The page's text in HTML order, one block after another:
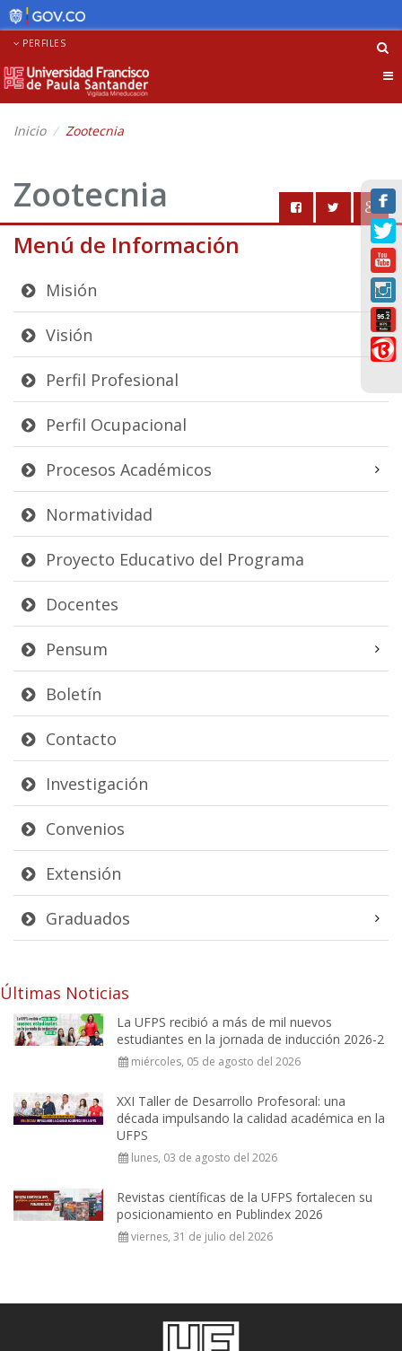
PERFILES
Inicio Zootecnia
Zootecnia
Menú de Información
Misión
Visión
Perfil Profesional
Perfil Ocupacional
Procesos Académicos
Normatividad
Proyecto Educativo del Programa
Docentes
Pensum
Boletín
Contacto
Investigación
Convenios
Extensión
Graduados
Últimas Noticias
La UFPS recibió a más de mil nuevos
estudiantes en la jornada de inducción 2026-2
miércoles, 05 de agosto del 2026
XXI Taller de Desarrollo Profesoral: una
década impulsando la calidad académica en la
UFPS
lunes, 03 de agosto del 2026
Revistas científicas de la UFPS fortalecen su
posicionamiento en Publindex 2026
viernes, 31 de julio del 2026